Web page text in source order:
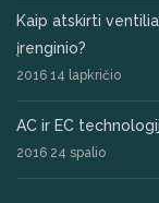
Kaip atskirti
įrenginio?
2016 14 lapkričio
AC ir EC
2016 24 spalio